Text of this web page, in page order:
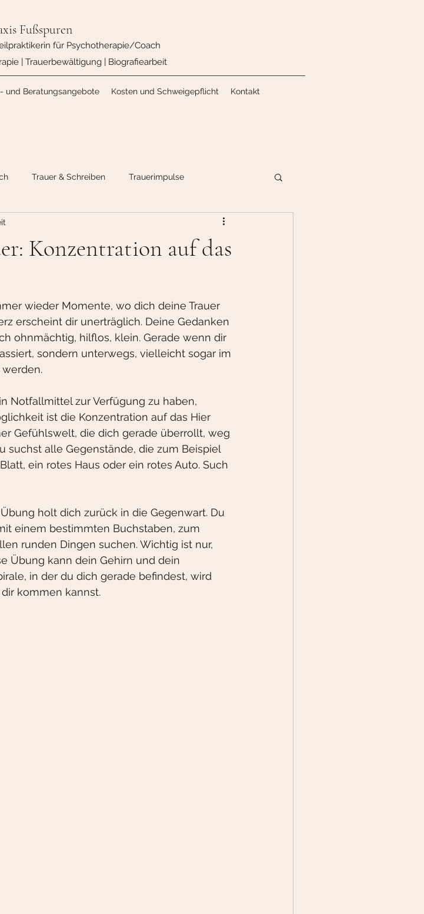
Fußspuren
für Psychotherapie/Coach
| Trauerbewältigung | Biografiearbeit
und Beratungsangebote Kosten und Schweigepflicht Kontakt
Trauer & Schreiben Trauerimpulse
Konzentration auf das
wieder Momente, wo dich deine Trauer
erscheint dir unerträglich. Deine Gedanken
ohnmächtig, hilflos, klein. Gerade wenn dir
sondern unterwegs, vielleicht sogar im
Notfallmittel zur Verfügung zu haben,
ist die Konzentration auf das Hier
Gefühlswelt, die dich gerade überrollt, weg
suchst alle Gegenstände, die zum Beispiel
ein rotes Haus oder ein rotes Auto. Such
holt dich zurück in die Gegenwart. Du
einem bestimmten Buchstaben, zum
runden Dingen suchen. Wichtig ist nur,
Übung kann dein Gehirn und dein
in der du dich gerade befindest, wird
kommen kannst.